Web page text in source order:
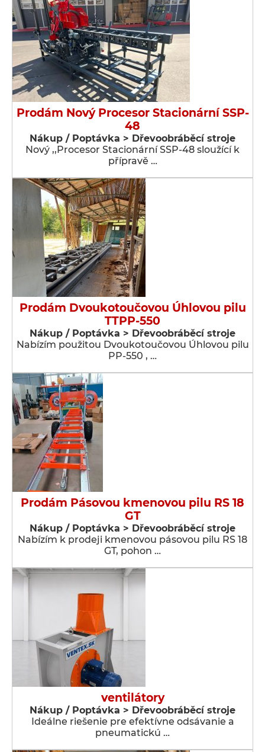
Prodám Nový Procesor Stacionární SSP-
48
Nákup / Poptávka > Dřevoobráběcí stroje
Nový ,,Procesor Stacionární SSP-48 sloužící k
přípravě …
Prodám Dvoukotoučovou Úhlovou pilu
TTPP-550
Nákup / Poptávka > Dřevoobráběcí stroje
Nabízím použitou Dvoukotoučovou Úhlovou pilu
PP-550 , …
Prodám Pásovou kmenovou pilu RS 18
GT
Nákup / Poptávka > Dřevoobráběcí stroje
Nabízím k prodeji kmenovou pásovou pilu RS 18
GT, pohon …
ventilátory
Nákup / Poptávka > Dřevoobráběcí stroje
Ideálne riešenie pre efektívne odsávanie a
pneumatickú …